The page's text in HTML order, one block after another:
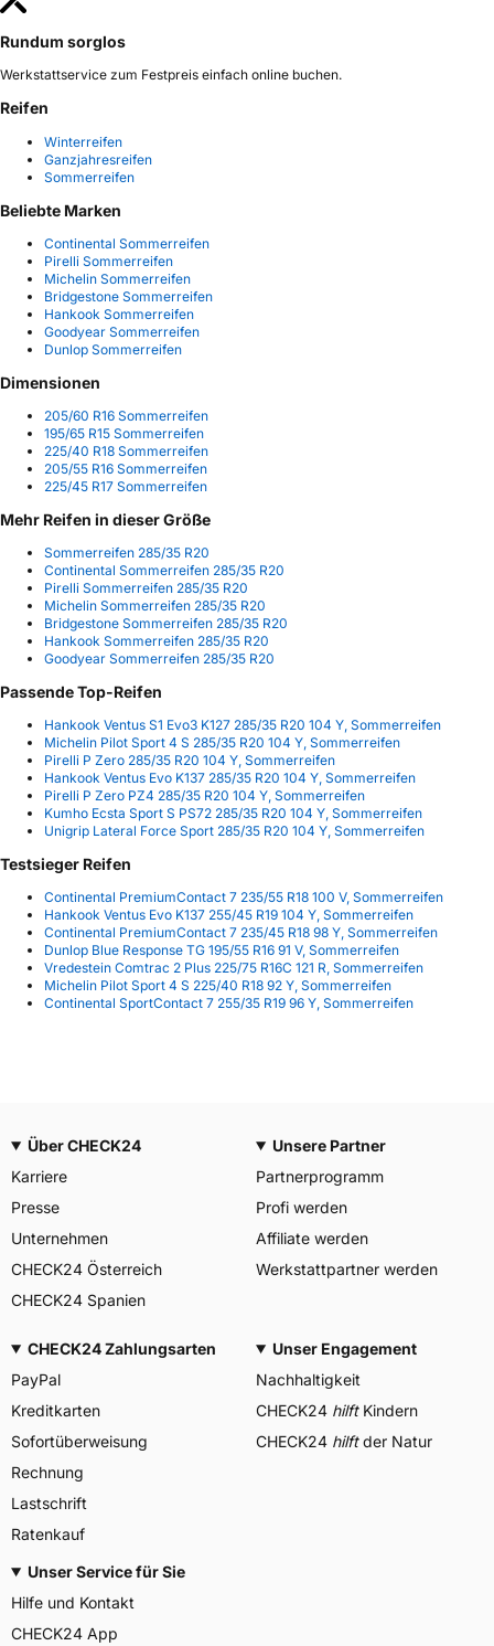
Rundum sorglos
Werkstattservice zum Festpreis einfach online buchen.
Reifen
Winterreifen
Ganzjahresreifen
Sommerreifen
Beliebte Marken
Continental Sommerreifen
Pirelli Sommerreifen
Michelin Sommerreifen
Bridgestone Sommerreifen
Hankook Sommerreifen
Goodyear Sommerreifen
Dunlop Sommerreifen
Dimensionen
205/60 R16 Sommerreifen
195/65 R15 Sommerreifen
225/40 R18 Sommerreifen
205/55 R16 Sommerreifen
225/45 R17 Sommerreifen
Mehr Reifen in dieser Größe
Sommerreifen 285/35 R20
Continental Sommerreifen 285/35 R20
Pirelli Sommerreifen 285/35 R20
Michelin Sommerreifen 285/35 R20
Bridgestone Sommerreifen 285/35 R20
Hankook Sommerreifen 285/35 R20
Goodyear Sommerreifen 285/35 R20
Passende Top-Reifen
Hankook Ventus S1 Evo3 K127 285/35 R20 104 Y, Sommerreifen
Michelin Pilot Sport 4 S 285/35 R20 104 Y, Sommerreifen
Pirelli P Zero 285/35 R20 104 Y, Sommerreifen
Hankook Ventus Evo K137 285/35 R20 104 Y, Sommerreifen
Pirelli P Zero PZ4 285/35 R20 104 Y, Sommerreifen
Kumho Ecsta Sport S PS72 285/35 R20 104 Y, Sommerreifen
Unigrip Lateral Force Sport 285/35 R20 104 Y, Sommerreifen
Testsieger Reifen
Continental PremiumContact 7 235/55 R18 100 V, Sommerreifen
Hankook Ventus Evo K137 255/45 R19 104 Y, Sommerreifen
Continental PremiumContact 7 235/45 R18 98 Y, Sommerreifen
Dunlop Blue Response TG 195/55 R16 91 V, Sommerreifen
Vredestein Comtrac 2 Plus 225/75 R16C 121 R, Sommerreifen
Michelin Pilot Sport 4 S 225/40 R18 92 Y, Sommerreifen
Continental SportContact 7 255/35 R19 96 Y, Sommerreifen
Über CHECK24
Karriere
Presse
Unternehmen
CHECK24 Österreich
CHECK24 Spanien
Unsere Partner
Partnerprogramm
Profi werden
Affiliate werden
Werkstattpartner werden
CHECK24 Zahlungsarten
PayPal
Kreditkarten
Sofortüberweisung
Rechnung
Lastschrift
Ratenkauf
Unser Engagement
Nachhaltigkeit
CHECK24 hilftKindern
CHECK24 hilftder Natur
Unser Service für Sie
Hilfe und Kontakt
CHECK24 App